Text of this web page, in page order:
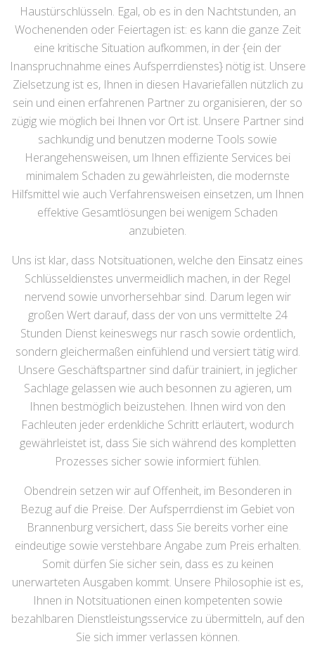
Haustürschlüsseln. Egal, ob es in den Nachtstunden, an
Wochenenden oder Feiertagen ist: es kann die ganze Zeit
eine kritische Situation aufkommen, in der {ein der
Inanspruchnahme eines Aufsperrdienstes} nötig ist. Unsere
Zielsetzung ist es, Ihnen in diesen Havariefällen nützlich zu
sein und einen erfahrenen Partner zu organisieren, der so
zügig wie möglich bei Ihnen vor Ort ist. Unsere Partner sind
sachkundig und benutzen moderne Tools sowie
Herangehensweisen, um Ihnen effiziente Services bei
minimalem Schaden zu gewährleisten, die modernste
Hilfsmittel wie auch Verfahrensweisen einsetzen, um Ihnen
effektive Gesamtlösungen bei wenigem Schaden
anzubieten.
Uns ist klar, dass Notsituationen, welche den Einsatz eines
Schlüsseldienstes unvermeidlich machen, in der Regel
nervend sowie unvorhersehbar sind. Darum legen wir
großen Wert darauf, dass der von uns vermittelte 24
Stunden Dienst keineswegs nur rasch sowie ordentlich,
sondern gleichermaßen einfühlend und versiert tätig wird.
Unsere Geschäftspartner sind dafür trainiert, in jeglicher
Sachlage gelassen wie auch besonnen zu agieren, um
Ihnen bestmöglich beizustehen. Ihnen wird von den
Fachleuten jeder erdenkliche Schritt erläutert, wodurch
gewährleistet ist, dass Sie sich während des kompletten
Prozesses sicher sowie informiert fühlen.
Obendrein setzen wir auf Offenheit, im Besonderen in
Bezug auf die Preise. Der Aufsperrdienst im Gebiet von
Brannenburg versichert, dass Sie bereits vorher eine
eindeutige sowie verstehbare Angabe zum Preis erhalten.
Somit dürfen Sie sicher sein, dass es zu keinen
unerwarteten Ausgaben kommt. Unsere Philosophie ist es,
Ihnen in Notsituationen einen kompetenten sowie
bezahlbaren Dienstleistungsservice zu übermitteln, auf den
Sie sich immer verlassen können.